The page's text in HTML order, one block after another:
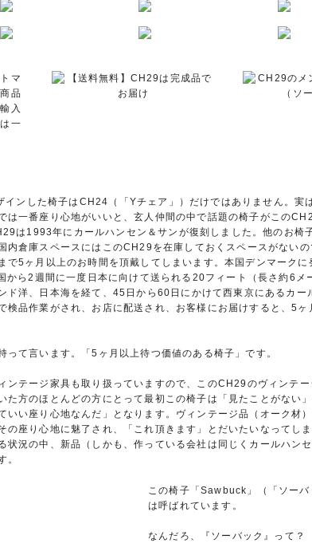
ンした椅子はCH24（「Yチェア」）だけではありません。実
は一番座り心地がいいと、玄人仲間の中で話題の椅子がこの
は1993年にカールハンセン＆サンが復刻しました。他のお椅
内倉庫スペースにはこのCH29を在庫しておくスペースがないの
で5ヶ月以上のお時間を頂戴してしまいます。本国デンマークに
から2週間に一度日本に向けて送られる20フィート（長さ約6メ
ド洋、日本海を経て、45日から60日にかけて西東京にあるカー
検品作業がされ、お店に配送され、お客様にお届けすると、5ヶ
って言います。「5ヶ月以上待つ価値のある椅子」です。
ンテージ家具も取り扱っていますので、このCH29のヴィンテ
た方のほとんどの方にとって最初この椅子は「見たことがない」
いい座り心地なんだ」となります。ヴィンテージ品（オーク材
の座り心地に魅了され、「これ頂きます」とだいたいなってし
状況の中、新品（しかも、作っている会社は同じくカールハン
。
この椅子「Sawbuck」（「ソー
は呼ばれています。
なんだろ、『ソーバック』って？